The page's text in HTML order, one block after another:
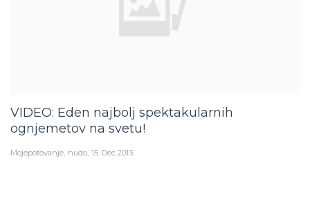
VIDEO: Eden najbolj spektakularnih
ognjemetov na svetu!
Mojepotovanje hudo 15. Dec 2013